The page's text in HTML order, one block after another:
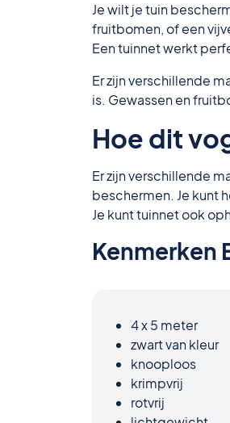
Je wilt je tuin
fruitbomen, of een
Een tuinnet werkt
Er zijn verschillende
is. Gewassen en
Hoe dit
Er zijn verschillende
beschermen. Je kunt
Je kunt tuinnet ook
Kenmerken
4 x 5 meter
zwart van kleur
knooploos
krimpvrij
rotvrij